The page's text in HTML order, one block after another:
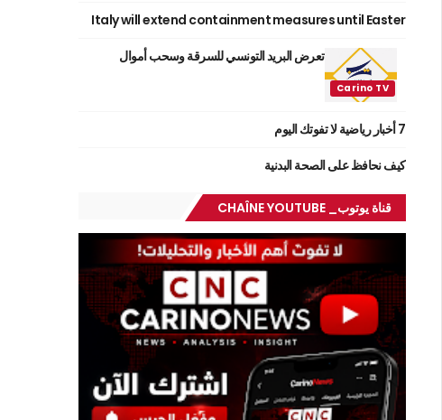
Italy will extend containment measures until Easter
تعرض البريد التونسي للسرقة وسحب أموال
7 أخبار رياضية لا تفوتك اليوم
كيف نحافظ على الصحة البدنية
قناة يوتوب_ CHAÎNE YOUTUBE